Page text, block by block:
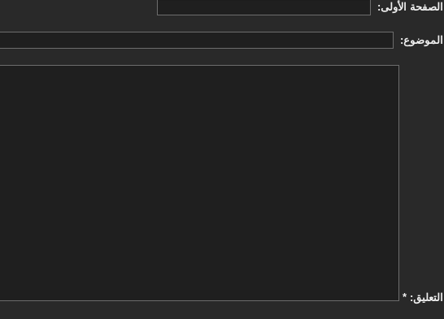
‏الصفحة الأولى: ‏
‏الموضوع: ‏
‏التعليق: ‏ *